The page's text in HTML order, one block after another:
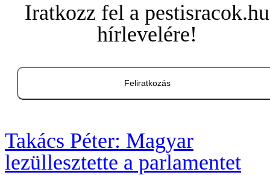
Iratkozz fel a pestisracok.hu
hírlevelére!
Feliratkozás
Takács Péter: Magyar
lezüllesztette a parlamentet